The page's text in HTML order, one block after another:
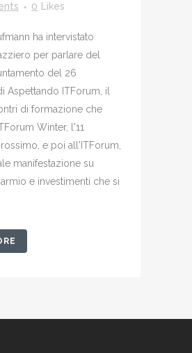
0 Likes
ha intervistato
per parlare del
del 26
Aspettando ITForum, il
di formazione che
Winter, l'11
e poi all'ITForum,
manifestazione su
e investimenti che si